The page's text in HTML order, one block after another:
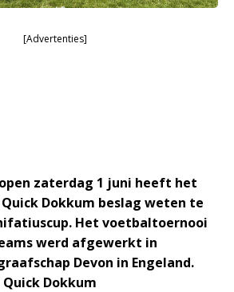
[Advertenties]
zaterdag 1 juni heeft het
Quick Dokkum beslag weten te
Het voetbaltoernooi
werd afgewerkt in
Devon in Engeland.
Dokkum